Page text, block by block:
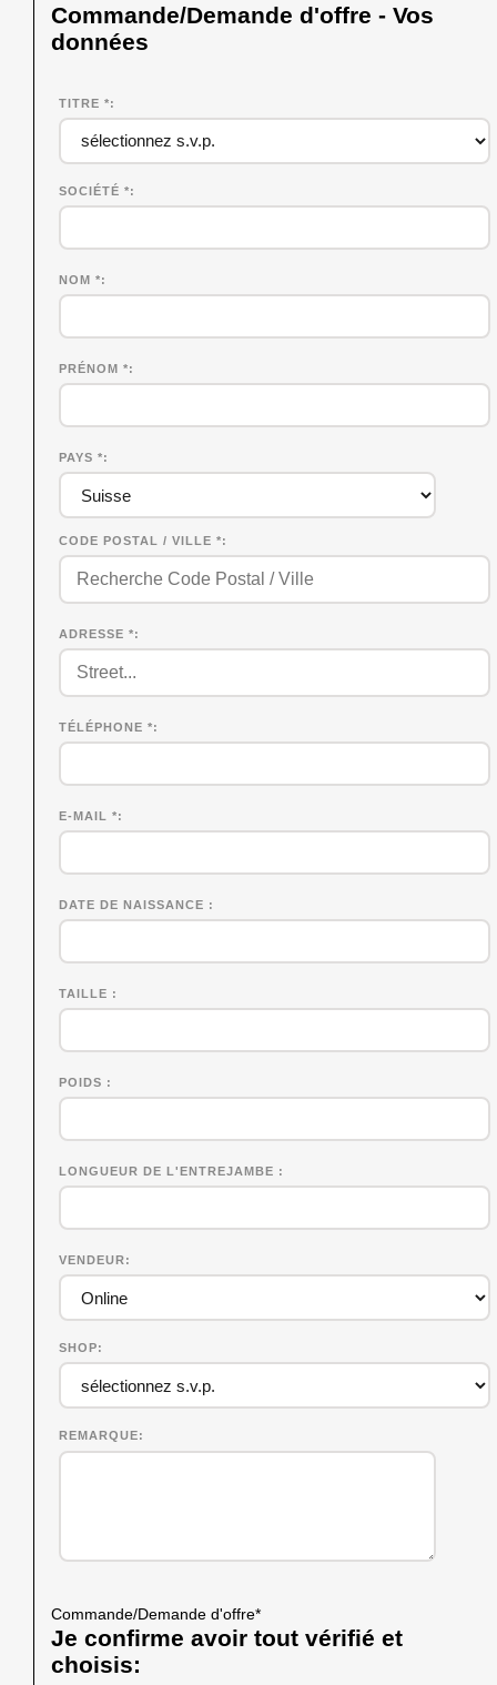
Commande/Demande d'offre - Vos
données
TITRE *
SOCIÉTÉ *
NOM *
PRÉNOM *
PAYS *
CODE POSTAL / VILLE *
ADRESSE *
TÉLÉPHONE *
E-MAIL *
DATE DE NAISSANCE
TAILLE
POIDS
LONGUEUR DE L'ENTREJAMBE
VENDEUR
SHOP
REMARQUE
Commande/Demande d'offre*
Je confirme avoir tout vérifié et
choisis: